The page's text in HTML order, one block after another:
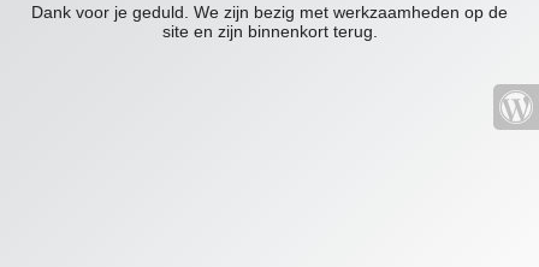
Dank voor je geduld. We zijn bezig met werkzaamheden op de
site en zijn binnenkort terug.